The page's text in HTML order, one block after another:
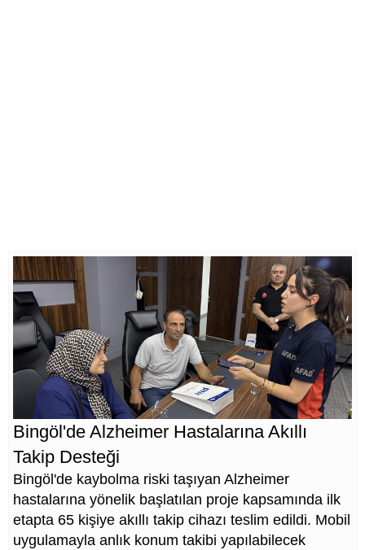
Bingöl'de Alzheimer Hastalarına Akıllı
Takip Desteği
Bingöl'de kaybolma riski taşıyan Alzheimer
hastalarına yönelik başlatılan proje kapsamında ilk
etapta 65 kişiye akıllı takip cihazı teslim edildi. Mobil
uygulamayla anlık konum takibi yapılabilecek